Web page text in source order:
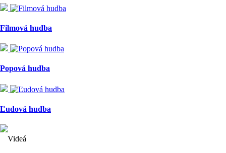
Filmová hudba
Popová hudba
Ľudová hudba
Videá